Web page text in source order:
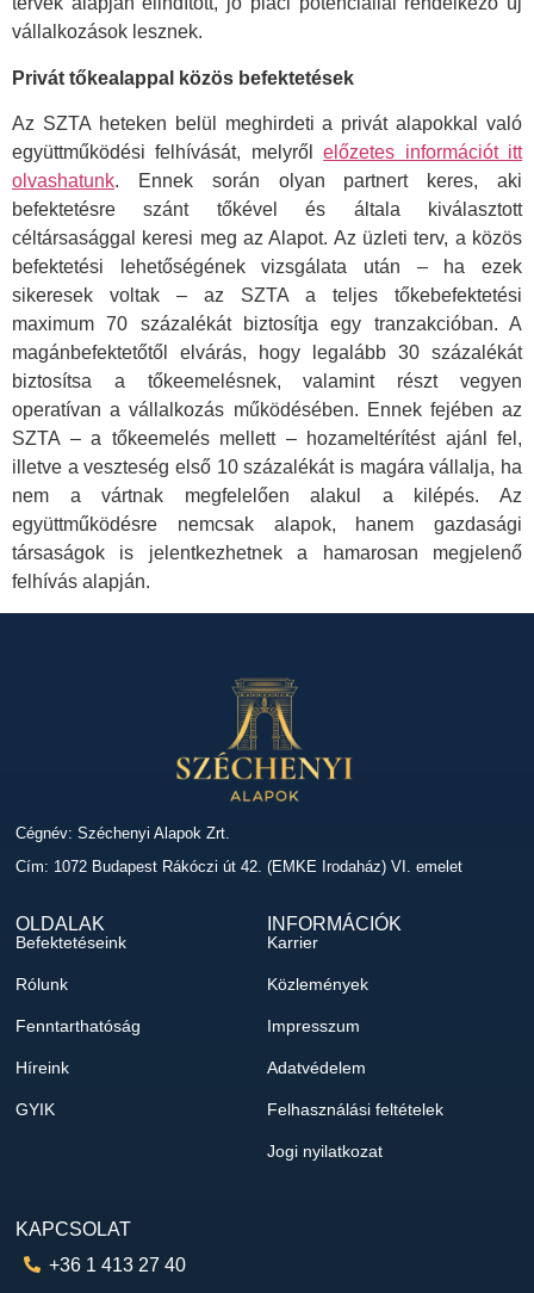
vállalkozások lesznek.
Privát tőkealappal közös befektetések
Az SZTA heteken belül meghirdeti a privát alapokkal való
együttműködési felhívását, melyrőlelőzetes információt itt
olvashatunk. Ennek során olyan partnert keres, aki
befektetésre szánt tőkével és általa kiválasztott
céltársasággal keresi meg az Alapot. Az üzleti terv, a közös
befektetési lehetőségének vizsgálata után – ha ezek
sikeresek voltak – az SZTA a teljes tőkebefektetési
maximum 70 százalékát biztosítja egy tranzakcióban. A
magánbefektetőtől elvárás, hogy legalább 30 százalékát
biztosítsa a tőkeemelésnek, valamint részt vegyen
operatívan a vállalkozás működésében. Ennek fejében az
SZTA – a tőkeemelés mellett – hozameltérítést ajánl fel,
illetve a veszteség első 10 százalékát is magára vállalja, ha
nem a vártnak megfelelően alakul a kilépés. Az
együttműködésre nemcsak alapok, hanem gazdasági
társaságok is jelentkezhetnek a hamarosan megjelenő
felhívás alapján.
Cégnév: Széchenyi Alapok Zrt.
Cím: 1072 Budapest Rákóczi út 42. (EMKE Irodaház) VI. emelet
OLDALAK
Befektetéseink
Rólunk
Fenntarthatóság
Híreink
GYIK
INFORMÁCIÓK
Karrier
Közlemények
Impresszum
Adatvédelem
Felhasználási feltételek
Jogi nyilatkozat
KAPCSOLAT
+36 1 413 27 40